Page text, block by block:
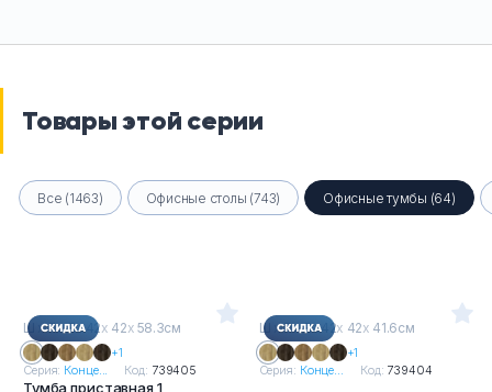
Товары этой серии
Все (1463) Офисные столы (743) Офисные тумбы (64)
Ш хГхВ : 42х 42х 58.3см
+1
Серия: Конце... Код: 739405
Тумба приставная 1
Ш хГхВ : 42х 42х 41.6см
+1
Серия: Конце... Код: 739404